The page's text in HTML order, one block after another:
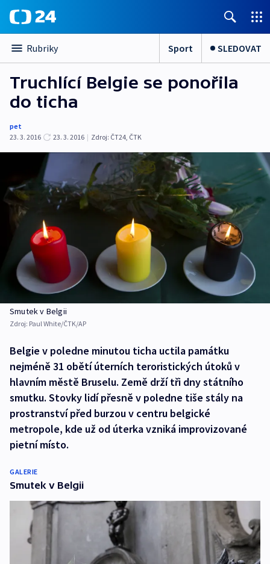
Rubriky Sport SLEDOVAT
Truchlící Belgie se ponořila
do ticha
pet
23. 3. 2016
23. 3. 2016 | Zdroj: ČT24, ČTK
Smutek v Belgii
Zdroj: Paul White/ČTK/AP
Belgie v poledne minutou ticha uctila památku
nejméně 31 obětí úterních teroristických útoků v
hlavním městě Bruselu. Země drží tři dny státního
smutku. Stovky lidí přesně v poledne tiše stály na
prostranství před burzou v centru belgické
metropole, kde už od úterka vzniká improvizované
pietní místo.
GALERIE
Smutek v Belgii